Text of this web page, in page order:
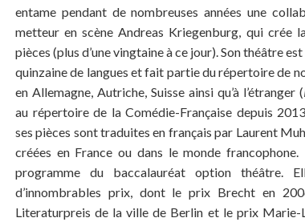
entame pendant de nombreuses années une
metteur en scène Andreas Kriegenburg, qui crée
pièces (plus d’une vingtaine à ce jour). Son théâtre
quinzaine de langues et fait partie du répertoire de
en Allemagne, Autriche, Suisse ainsi qu’à l’étranger (
au répertoire de la Comédie-Française depuis
ses pièces sont traduites en français par Laurent
créées en France ou dans le monde
programme du baccalauréat option théâtre.
d’innombrables prix, dont le prix Brecht en
Literaturpreis de la ville de Berlin et le prix Marie-